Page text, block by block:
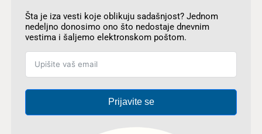
Šta je iza vesti koje oblikuju sadašnjost? Jednom
nedeljno donosimo ono što nedostaje dnevnim
vestima i šaljemo elektronskom poštom.
Prijavite se